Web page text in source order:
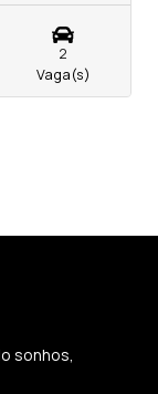
2
Vaga(s)
sonhos,